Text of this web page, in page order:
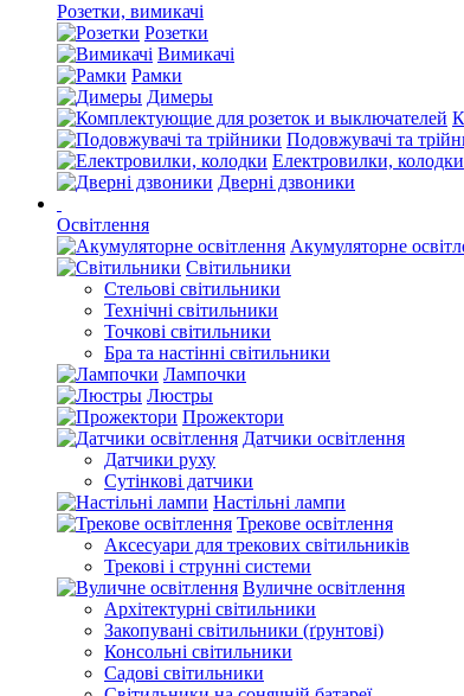
Розетки, вимикачі
Розетки
Вимикачі
Рамки
Димеры
Подовжувачі та
Електровилки, колодки
Дверні дзвоники
Освітлення
Акумуляторне
Світильники
Стельові світильники
Технічні світильники
Точкові світильники
Бра та настінні світильники
Лампочки
Люстры
Прожектори
Датчики освітлення
Датчики руху
Сутінкові датчики
Настільні лампи
Трекове освітлення
Аксесуари для трекових світильників
Трекові і струнні системи
Вуличне освітлення
Архітектурні світильники
Закопувані світильники (ґрунтові)
Консольні світильники
Садові світильники